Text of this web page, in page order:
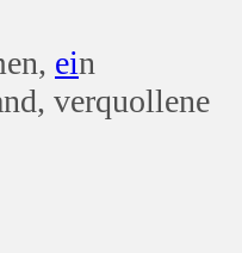
ein
verquollene